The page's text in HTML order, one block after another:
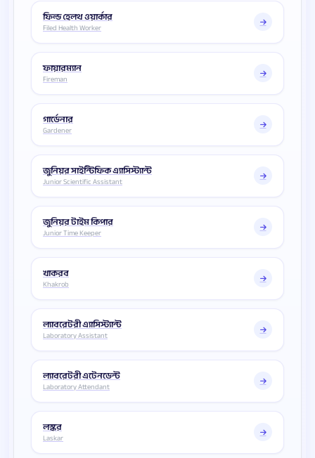
ফিল্ড হেলথ ওয়ার্কার
Filed Health Worker
ফায়ারম্যান
Fireman
গার্ডেনার
Gardener
জুনিয়র সাইন্টিফিক এ্যাসিস্ট্যান্ট
Junior Scientific Assistant
জুনিয়র টাইম কিপার
Junior Time Keeper
খাকরব
Khakrob
ল্যাবরেটরী এ্যাসিস্ট্যান্ট
Laboratory Assistant
ল্যাবরেটরী এটেনডেন্ট
Laboratory Attendant
লস্কর
Laskar